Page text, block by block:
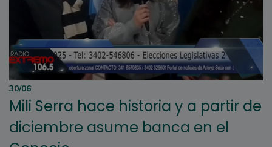
30/06
Mili Serra hace historia y a partir de
diciembre asume banca en el